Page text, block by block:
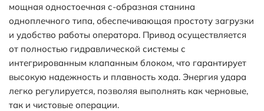
мощная одностоечная с-образная станина
одноплечного типа, обеспечивающая простоту загрузки
и удобство работы оператора. Привод осуществляется
от полностью гидравлической системы с
интегрированным клапанным блоком, что гарантирует
высокую надежность и плавность хода. Энергия удара
легко регулируется, позволяя выполнять как черновые,
так и чистовые операции.